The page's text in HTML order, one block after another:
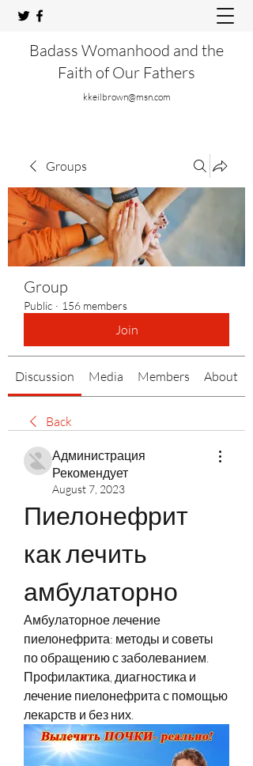
Badass Womanhood and the
Faith of Our Fathers
kkeilbrown@msn.com
Groups
Group
Public · 156 members
Join
Discussion Media Members About
Back
Администрация
Рекомендует
August 7, 2023
Пиелонефрит
как лечить
амбулаторно
Амбулаторное лечение
пиелонефрита: методы и советы
по обращению с заболеванием.
Профилактика, диагностика и
лечение пиелонефрита с помощью
лекарств и без них.